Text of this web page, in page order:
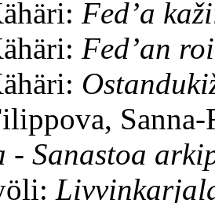
Fed’a
Fed’an
- Sanastoa